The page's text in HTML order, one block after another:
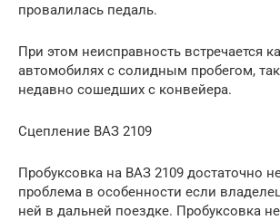
провалилась педаль.
При этом неисправность встречается
автомобилях с солидным пробегом,
недавно сошедших с конвейера.
Сцепление ВАЗ 2109
Пробуксовка на ВАЗ 2109 достаточно
проблема в особенности если
ней в дальней поездке. Пробуксовка